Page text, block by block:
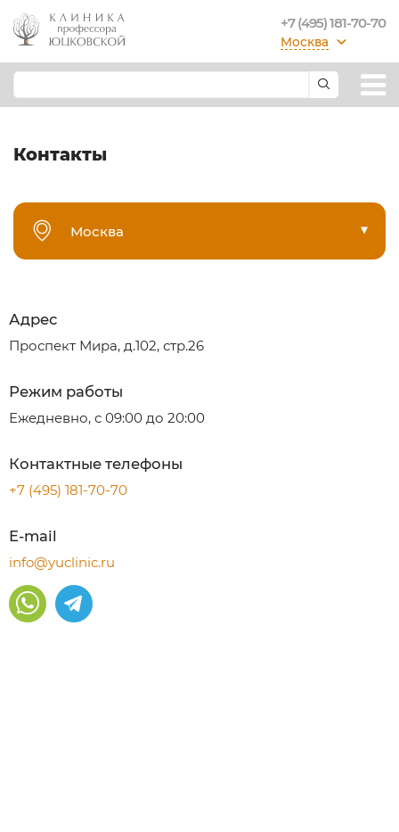
+7 (495) 181-70-70
Москва
Контакты
Москва
Адрес
Проспект Мира, д.102, стр.26
Режим работы
Ежедневно, с 09:00 до 20:00
Контактные телефоны
+7 (495) 181-70-70
E-mail
info@yuclinic.ru